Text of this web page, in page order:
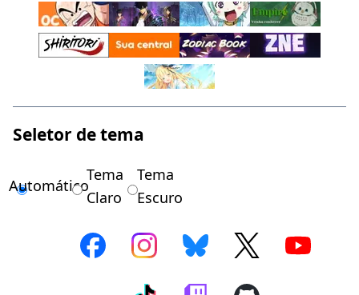
Seletor de tema
Automático
Tema
Claro
Tema
Escuro